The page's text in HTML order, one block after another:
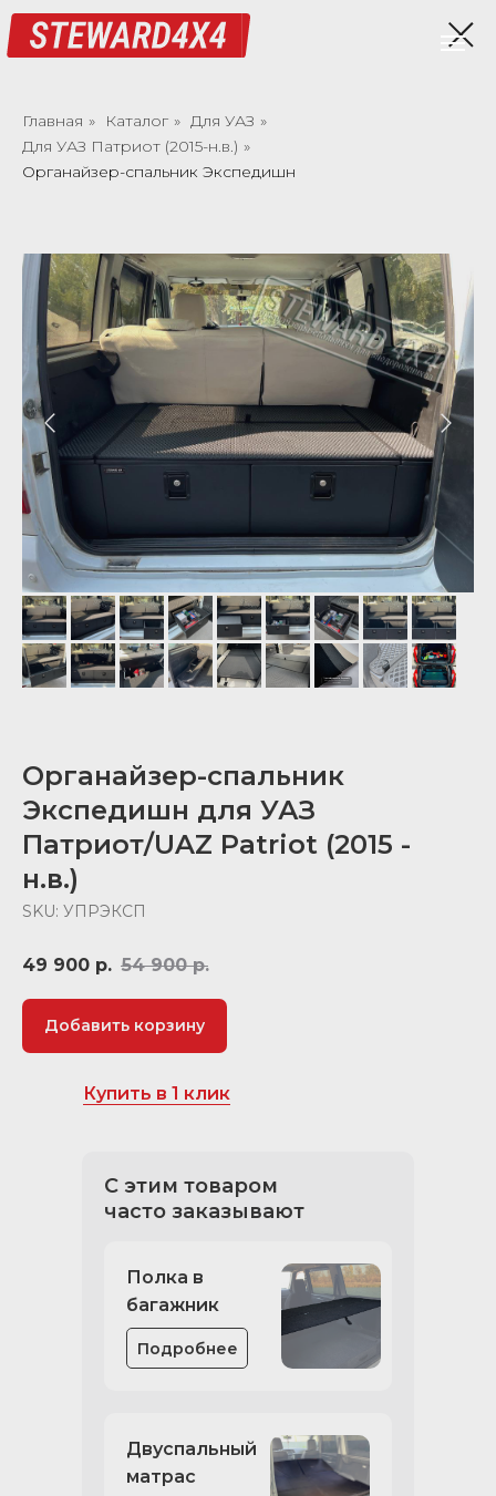
Главная » Каталог » Для УАЗ »
Для УАЗ Патриот (2015-н.в.) »
Органайзер-спальник Экспедишн
Органайзер-спальник
Экспедишн для УАЗ
Патриот/UAZ Patriot (2015 -
н.в.)
SKU: УПРЭКСП
49 900 р. 54 900 р.
Добавить корзину
С этим товаром
часто заказывают
Купить в 1 клик
Полка в
багажник
Подробнее
Двуспальный
матрас